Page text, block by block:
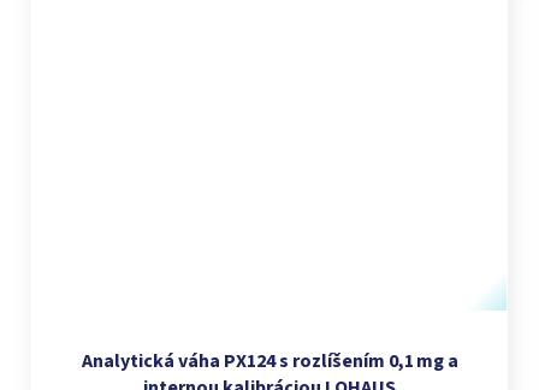
Analytická váha PX124 s rozlíšením 0,1 mg a